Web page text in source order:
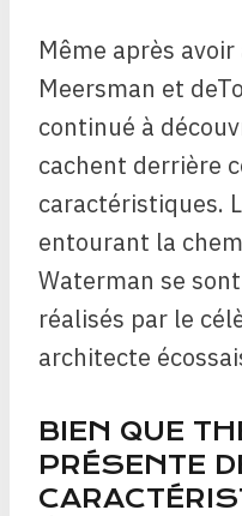
Même après
Meersman et
continué à
cachent derrière
caractéristiques.
entourant la
Waterman se
réalisés par le
architecte
BIEN QUE
PRÉSENTE